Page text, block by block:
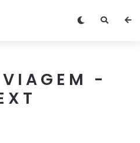
VIAGEM -